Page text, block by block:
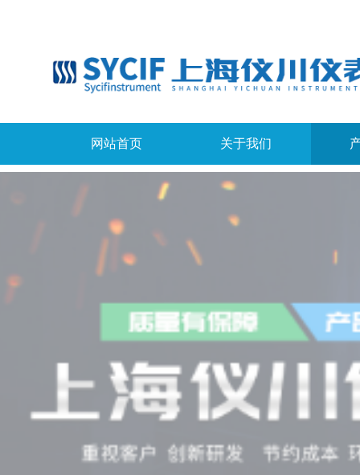
网站首页 关于我们